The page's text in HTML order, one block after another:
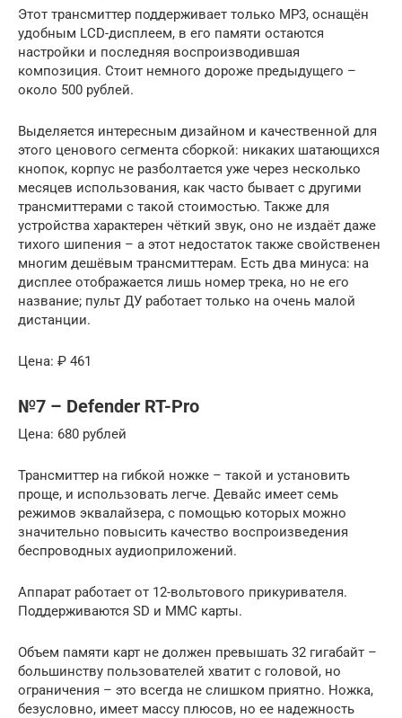
Этот трансмиттер поддерживает только MP3, оснащён
удобным LCD-дисплеем, в его памяти остаются
настройки и последняя воспроизводившая
композиция. Стоит немного дороже предыдущего –
около 500 рублей.
Выделяется интересным дизайном и качественной для
этого ценового сегмента сборкой: никаких шатающихся
кнопок, корпус не разболтается уже через несколько
месяцев использования, как часто бывает с другими
трансмиттерами с такой стоимостью. Также для
устройства характерен чёткий звук, оно не издаёт даже
тихого шипения – а этот недостаток также свойственен
многим дешёвым трансмиттерам. Есть два минуса: на
дисплее отображается лишь номер трека, но не его
название; пульт ДУ работает только на очень малой
дистанции.
Цена: ₽ 461
№7 – Defender RT-Pro
Цена: 680 рублей
Трансмиттер на гибкой ножке – такой и установить
проще, и использовать легче. Девайс имеет семь
режимов эквалайзера, с помощью которых можно
значительно повысить качество воспроизведения
беспроводных аудиоприложений.
Аппарат работает от 12-вольтового прикуривателя.
Поддерживаются SD и MMC карты.
Объем памяти карт не должен превышать 32 гигабайт –
большинству пользователей хватит с головой, но
ограничения – это всегда не слишком приятно. Ножка,
безусловно, имеет массу плюсов, но ее надежность